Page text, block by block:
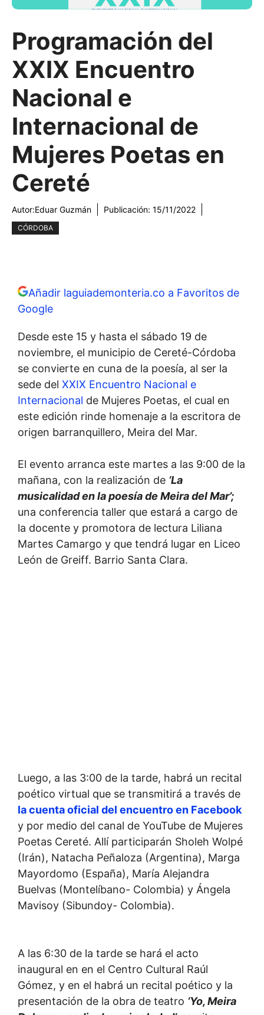
Programación del
XXIX Encuentro
Nacional e
Internacional de
Mujeres Poetas en
Cereté
Autor:Eduar Guzmán Publicación: 15/11/2022
CÓRDOBA
Añadir laguiademonteria.co a Favoritos de
Google
Desde este 15 y hasta el sábado 19 de
noviembre, el municipio de Cereté-Córdoba
se convierte en cuna de la poesía, al ser la
sede del XXIX Encuentro Nacional e
Internacional de Mujeres Poetas, el cual en
este edición rinde homenaje a la escritora de
origen barranquillero, Meira del Mar.
El evento arranca este martes a las 9:00 de la
mañana, con la realización de ‘La
musicalidad en la poesía de Meira del Mar’;
una conferencia taller que estará a cargo de
la docente y promotora de lectura Liliana
Martes Camargo y que tendrá lugar en Liceo
León de Greiff. Barrio Santa Clara.
Luego, a las 3:00 de la tarde, habrá un recital
poético virtual que se transmitirá a través de
la cuenta oficial del encuentro en Facebook
y por medio del canal de YouTube de Mujeres
Poetas Cereté. Allí participarán Sholeh Wolpé
(Irán), Natacha Peñaloza (Argentina), Marga
Mayordomo (España), María Alejandra
Buelvas (Montelíbano- Colombia) y Ángela
Mavisoy (Sibundoy- Colombia).
A las 6:30 de la tarde se hará el acto
inaugural en en el Centro Cultural Raúl
Gómez, y en el habrá un recital poético y la
presentación de la obra de teatro ‘Yo, Meira